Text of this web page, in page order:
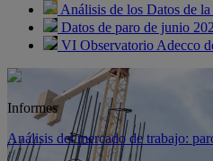
Análisis de los Datos de
Datos de paro de junio
VI Observatorio Adecco
Informes
Análisis del mercado de trabajo: